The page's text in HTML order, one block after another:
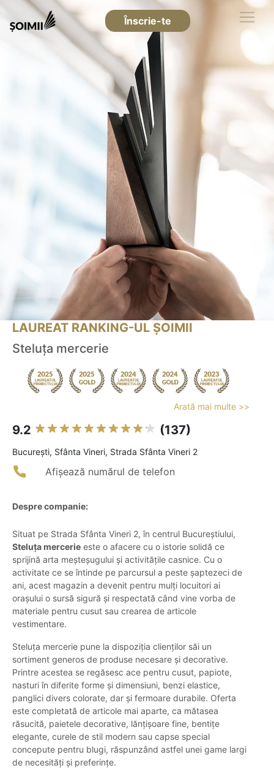
Înscrie-te
LAUREAT RANKING-UL ȘOIMII
Steluța mercerie
Arată mai multe >>
9.2 (137)
Bucureşti, Sfânta Vineri, Strada Sfânta Vineri 2
Afișează numărul de telefon
Despre companie:
Situat pe Strada Sfânta Vineri 2, în centrul Bucureștiului,
Steluța mercerie este o afacere cu o istorie solidă ce
sprijină arta meșteșugului și activitățile casnice. Cu o
activitate ce se întinde pe parcursul a peste șaptezeci de
ani, acest magazin a devenit pentru mulți locuitori ai
orașului o sursă sigură și respectată când vine vorba de
materiale pentru cusut sau crearea de articole
vestimentare.
Steluța mercerie pune la dispoziția clienților săi un
sortiment generos de produse necesare și decorative.
Printre acestea se regăsesc ace pentru cusut, papiote,
nasturi în diferite forme și dimensiuni, benzi elastice,
panglici divers colorate, dar și fermoare durabile. Oferta
este completată de articole mai aparte, ca mătasea
răsucită, paietele decorative, lănțișoare fine, bentițe
elegante, curele de stil modern sau capse special
concepute pentru blugi, răspunzând astfel unei game largi
de necesități și preferințe.